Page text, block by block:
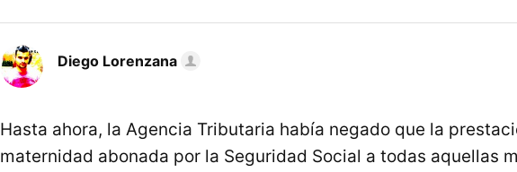
Diego Lorenzana
Hasta ahora, la Agencia Tributaria había negado que la
maternidad abonada por la Seguridad Social a todas aquellas